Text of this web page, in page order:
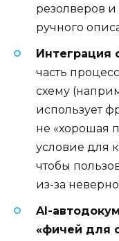
резолверов и
ручного
Интеграция
часть
схему
использует
не «хорошая
условие для
чтобы
из-за
AI-
«фичей для